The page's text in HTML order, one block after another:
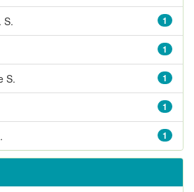
1
S.
1
1
S.
1
1